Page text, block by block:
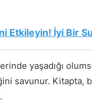
Etkileyin! İyi Bir
yaşadığı
savunur. Kitapta,